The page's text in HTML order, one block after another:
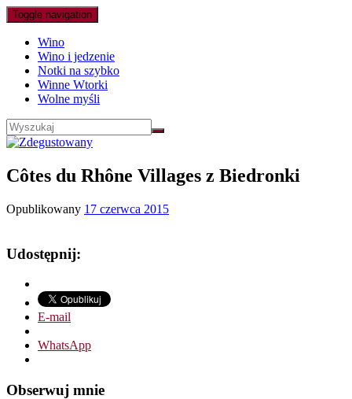
Toggle navigation
Wino
Wino i jedzenie
Notki na szybko
Winne Wtorki
Wolne myśli
Côtes du Rhône Villages z Biedronki
Opublikowany 17 czerwca 2015
Udostępnij:
E-mail
WhatsApp
Obserwuj mnie